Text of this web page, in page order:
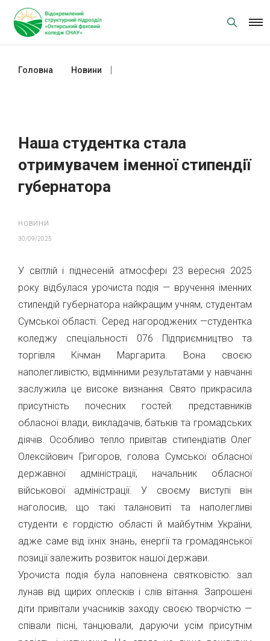
content
Головна Новини
Наша студентка стала
отримувачем іменної стипендії
губернатора
НОВИНИ
30/09/2025
У світлій і піднесеній атмосфері 23 вересня 2025
року відбулася урочиста подія — вручення іменних
стипендій губернатора найкращим учням, студентам
Сумської області. Серед нагороджених —студентка
коледжу спеціальності 076 Підприємництво та
торгівля Кічман Маргарита. Вона своєю
наполегливістю, відмінними результатами у навчанні
заслужила це високе визнання. Свято прикрасила
присутність почесних гостей: представників
обласної влади, викладачів, батьків та громадських
діячів. Особливо тепло привітав стипендіатів Олег
Олексійович Григоров, голова Сумської обласної
державної адміністрації, начальник обласної
військової адміністрації. У своєму виступі він
наголосив, що такі талановиті та наполегливі
студенти є гордістю області й майбутнім України,
адже саме від їхніх знань, енергії та громадянської
позиції залежить розвиток нашої держави.
Урочиста подія була наповнена святковістю: зал
лунав від щирих оплесків і слів вітання. Запрошені
діти привітали учасників заходу своєю творчістю —
співали пісні, танцювали, даруючи усім присутнім